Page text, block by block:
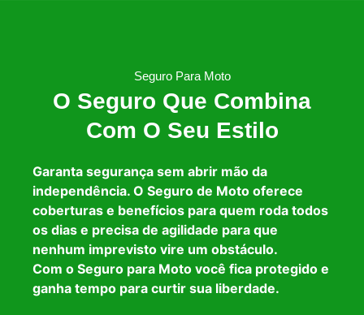
Seguro Para Moto
O Seguro Que Combina
Com O Seu Estilo
Garanta segurança sem abrir mão da
independência. O Seguro de Moto oferece
coberturas e benefícios para quem roda todos
os dias e precisa de agilidade para que
nenhum imprevisto vire um obstáculo.
Com o Seguro para Moto você fica protegido e
ganha tempo para curtir sua liberdade.